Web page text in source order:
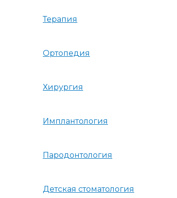
Терапия
Ортопедия
Хирургия
Имплантология
Пародонтология
Детская стоматология